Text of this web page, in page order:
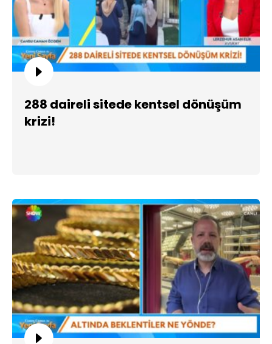
288 daireli sitede kentsel dönüşüm
krizi!